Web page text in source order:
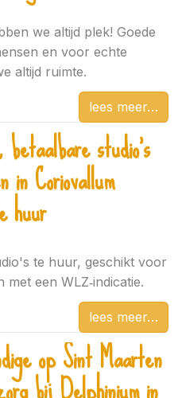
we altijd plek! Goede
en voor echte
altijd ruimte.
lees meer
studio’s
in Coriovallum
huur
te huur, geschikt voor
met een WLZ‑indicatie.
lees meer
op Sint Maarten